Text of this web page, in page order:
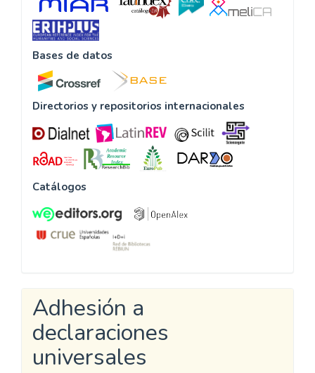
Bases de datos
Directorios y repositorios internacionales
Catálogos
Adhesión a
declaraciones
universales